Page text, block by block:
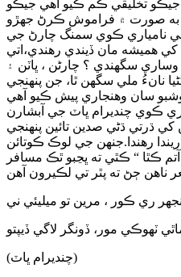
تخليقي ڪم ڪيو آهي جيڪو
به صورت ۾ فراموش ڪرڻ جھڙو
نامياري ڪوي سمنگ چارڻ جي
هميشه مان ڏيندي رهندي،اتي
سگهندي ؟ چارڻن ، ڀاٽن ۽
نانءُ ملي سگهن ٿا، جن پنهنجي
سان وهنجاري پيش ڪيو آهي
ڪوي چنديرام ڀاٽ جي آبشارن
ڌرتي ڌڻي صدين تائين پنهنجي
رهندا.جنهن جي لوڪ ڪوتائن
ڪٿا “ ڪٿي ته ڀڃبو ٿڪ مسافر
(چنديرام ڀاٽ)